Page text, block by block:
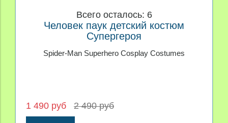
Всего осталось: 6
Человек паук детский костюм
Супергероя
Spider-Man Superhero Cosplay Costumes
1 490 руб 2 490 руб